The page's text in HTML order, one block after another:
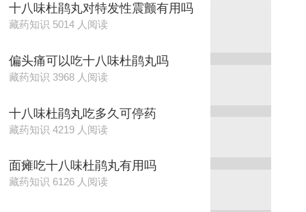
十八味杜鹃丸对特发性震颤有用吗
藏药知识 5014 人阅读
偏头痛可以吃十八味杜鹃丸吗
藏药知识 3968 人阅读
十八味杜鹃丸吃多久可停药
藏药知识 4219 人阅读
面瘫吃十八味杜鹃丸有用吗
藏药知识 6126 人阅读